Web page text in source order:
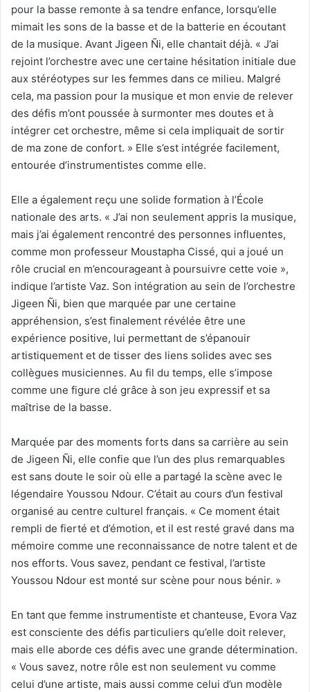
pour la basse remonte à sa tendre enfance, lorsqu’elle
mimait les sons de la basse et de la batterie en écoutant
de la musique. Avant Jigeen Ñi, elle chantait déjà. « J’ai
rejoint l’orchestre avec une certaine hésitation initiale due
aux stéréotypes sur les femmes dans ce milieu. Malgré
cela, ma passion pour la musique et mon envie de relever
des défis m’ont poussée à surmonter mes doutes et à
intégrer cet orchestre, même si cela impliquait de sortir
de ma zone de confort. » Elle s’est intégrée facilement,
entourée d’instrumentistes comme elle.
Elle a également reçu une solide formation à l’École
nationale des arts. « J’ai non seulement appris la musique,
mais j’ai également rencontré des personnes influentes,
comme mon professeur Moustapha Cissé, qui a joué un
rôle crucial en m’encourageant à poursuivre cette voie »,
indique l’artiste Vaz. Son intégration au sein de l’orchestre
Jigeen Ñi, bien que marquée par une certaine
appréhension, s’est finalement révélée être une
expérience positive, lui permettant de s’épanouir
artistiquement et de tisser des liens solides avec ses
collègues musiciennes. Au fil du temps, elle s’impose
comme une figure clé grâce à son jeu expressif et sa
maîtrise de la basse.
Marquée par des moments forts dans sa carrière au sein
de Jigeen Ñi, elle confie que l’un des plus remarquables
est sans doute le soir où elle a partagé la scène avec le
légendaire Youssou Ndour. C’était au cours d’un festival
organisé au centre culturel français. « Ce moment était
rempli de fierté et d’émotion, et il est resté gravé dans ma
mémoire comme une reconnaissance de notre talent et de
nos efforts. Vous savez, pendant ce festival, l’artiste
Youssou Ndour est monté sur scène pour nous bénir. »
En tant que femme instrumentiste et chanteuse, Evora Vaz
est consciente des défis particuliers qu’elle doit relever,
mais elle aborde ces défis avec une grande détermination.
« Vous savez, notre rôle est non seulement vu comme
celui d’une artiste, mais aussi comme celui d’un modèle